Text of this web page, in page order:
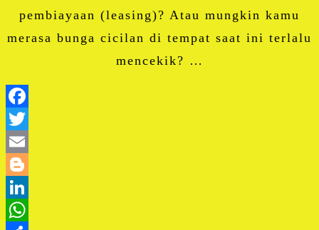
pembiayaan (leasing)? Atau mungkin kamu
merasa bunga cicilan di tempat saat ini terlalu
mencekik? …